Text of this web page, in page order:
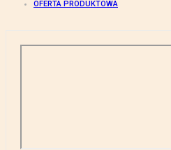
OFERTA PRODUKTOWA